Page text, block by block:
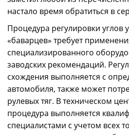
настало время обратиться в
Процедура регулировки углов
«баварцев» требует
специализированного
заводских рекомендаций.
схождения выполняется с
автомобиля, также может
рулевых тяг. В техническом
процедура выполняется
специалистами с учетом всех